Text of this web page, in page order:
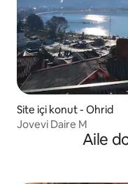
Site içi konut - Ohrid
Jovevi Daire M
Aile